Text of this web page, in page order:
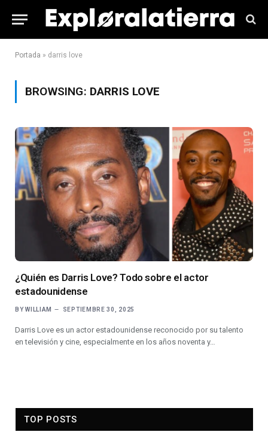
Portada » darris love
BROWSING: DARRIS LOVE
¿Quién es Darris Love? Todo sobre el actor
estadounidense
BY WILLIAM SEPTIEMBRE 30, 2025
Darris Love es un actor estadounidense reconocido por su talento
en televisión y cine, especialmente en los años noventa y…
TOP POSTS